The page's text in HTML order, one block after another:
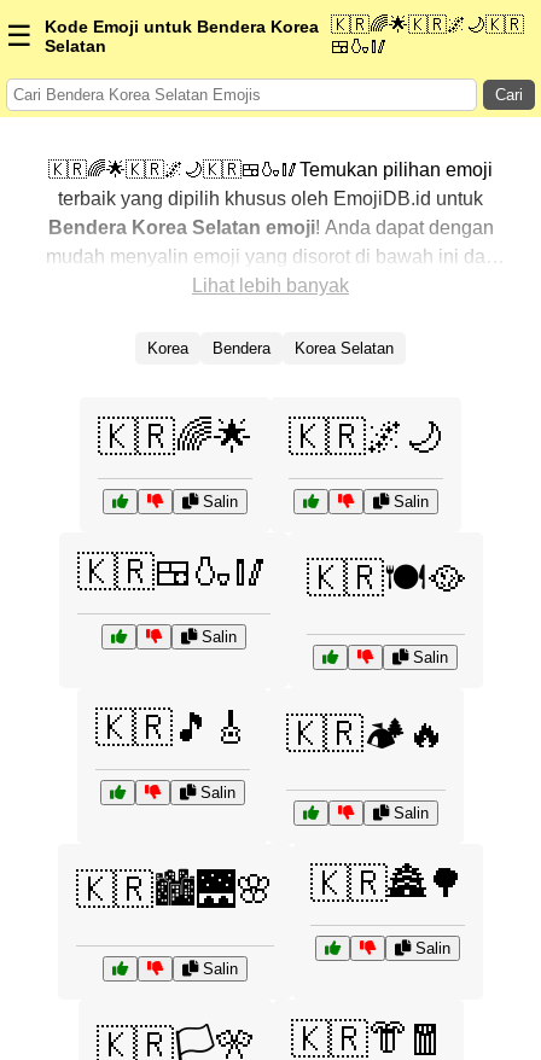
☰
Kode Emoji untuk Bendera Korea
Selatan
🇰🇷🌈🌟🇰🇷🌌🌙🇰🇷
🍱🍶🥢
Cari
🇰🇷🌈🌟🇰🇷🌌🌙🇰🇷🍱🍶🥢Temukan pilihan emoji
terbaik yang dipilih khusus oleh EmojiDB.id untuk
Bendera Korea Selatan emoji! Anda dapat dengan
mudah menyalin emoji yang disorot di bawah ini dan
menggunakannya di percakapan Anda untuk
mengurutkan emoji-emoji terkait dengan menampilkan
baru dalam mengekspresikan Bendera Korea Selatan
dengan emoji.
Lihat lebih banyak
Korea Bendera Korea Selatan
🇰🇷🌈🌟
Salin
🇰🇷🌌🌙
Salin
🇰🇷🍱🍶🥢
Salin
🇰🇷🍽️🥘
Salin
🇰🇷🎵🎸
Salin
🇰🇷🏕️🔥
Salin
🇰🇷🏙️🌉🌸
Salin
🇰🇷🏯🌳
Salin
🇰🇷🏳️🎌 🇰🇷👘🧧